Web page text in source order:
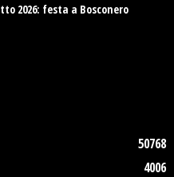
2026: festa a Bosconero
50768
4006